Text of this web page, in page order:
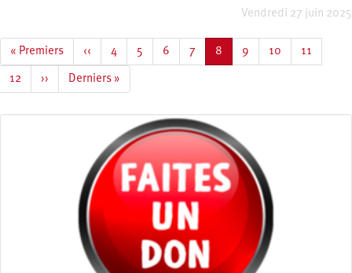
Vendredi 27 juin 2025
Première
page
« Premiers
Page
précédente
‹‹ Page
4 Page
5 Page
6 Page
7
Page
courante
8 Page
9 Page
10 Page
11
Page
12
Page
suivante
››
Dernière
page
Derniers »